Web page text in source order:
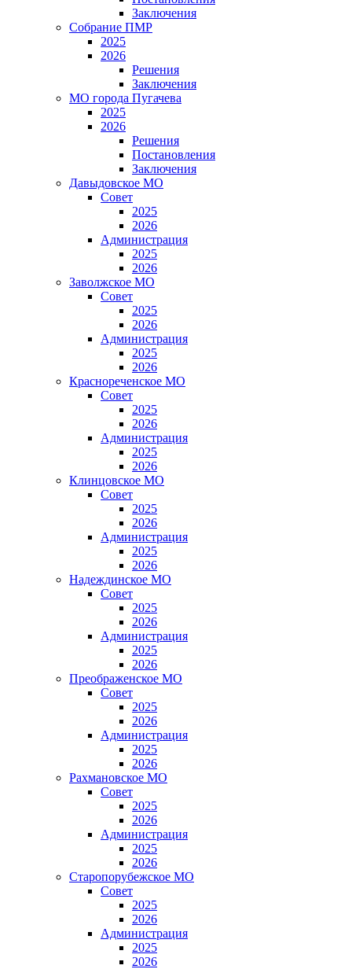
Заключения
Собрание ПМР
2025
2026
Решения
Заключения
МО города Пугачева
2025
2026
Решения
Постановления
Заключения
Давыдовское МО
Совет
2025
2026
Администрация
2025
2026
Заволжское МО
Совет
2025
2026
Администрация
2025
2026
Краснореченское МО
Совет
2025
2026
Администрация
2025
2026
Клинцовское МО
Совет
2025
2026
Администрация
2025
2026
Надеждинское МО
Совет
2025
2026
Администрация
2025
2026
Преображенское МО
Совет
2025
2026
Администрация
2025
2026
Рахмановское МО
Совет
2025
2026
Администрация
2025
2026
Старопорубежское МО
Совет
2025
2026
Администрация
2025
2026